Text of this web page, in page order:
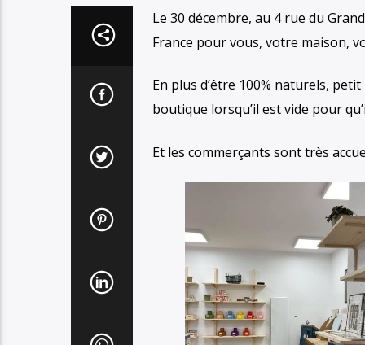
Le 30 décembre, au 4 rue du
France pour vous, votre maison,
En plus d’être 100% naturels,
boutique lorsqu’il est vide pour
Et les commerçants sont très